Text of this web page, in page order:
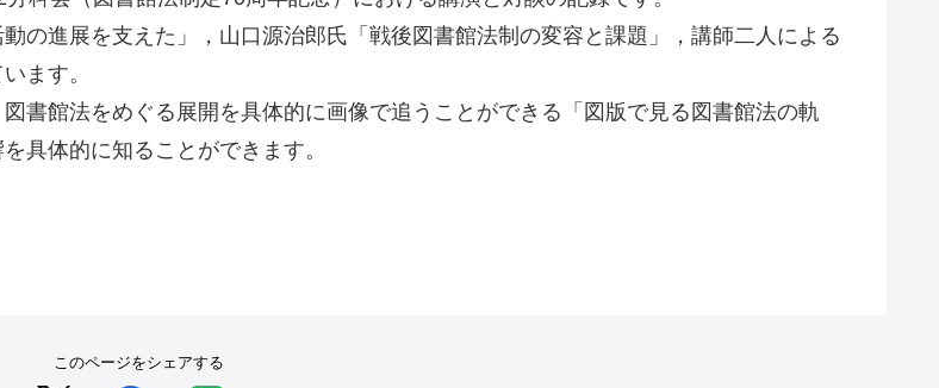
の進展を支えた」，山口源治郎氏「戦後図書館法制の変容と課題」，講師二人による
ます。
書館法をめぐる展開を具体的に画像で追うことができる「図版で見る図書館法の軌
具体的に知ることができます。
このページをシェアする